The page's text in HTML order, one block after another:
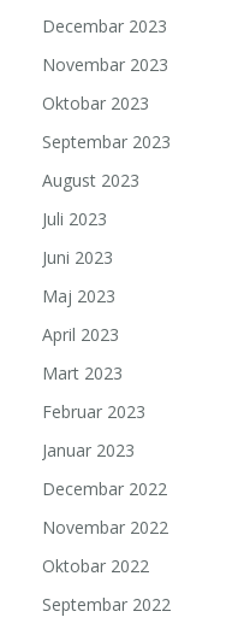
Decembar 2023
Novembar 2023
Oktobar 2023
Septembar 2023
August 2023
Juli 2023
Juni 2023
Maj 2023
April 2023
Mart 2023
Februar 2023
Januar 2023
Decembar 2022
Novembar 2022
Oktobar 2022
Septembar 2022